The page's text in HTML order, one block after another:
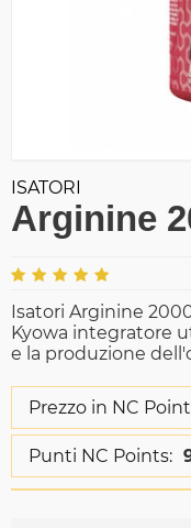
ISATORI
Arginine
Isatori Arginine
Kyowa integratore
e la produzione
Prezzo in NC
Punti NC Points: